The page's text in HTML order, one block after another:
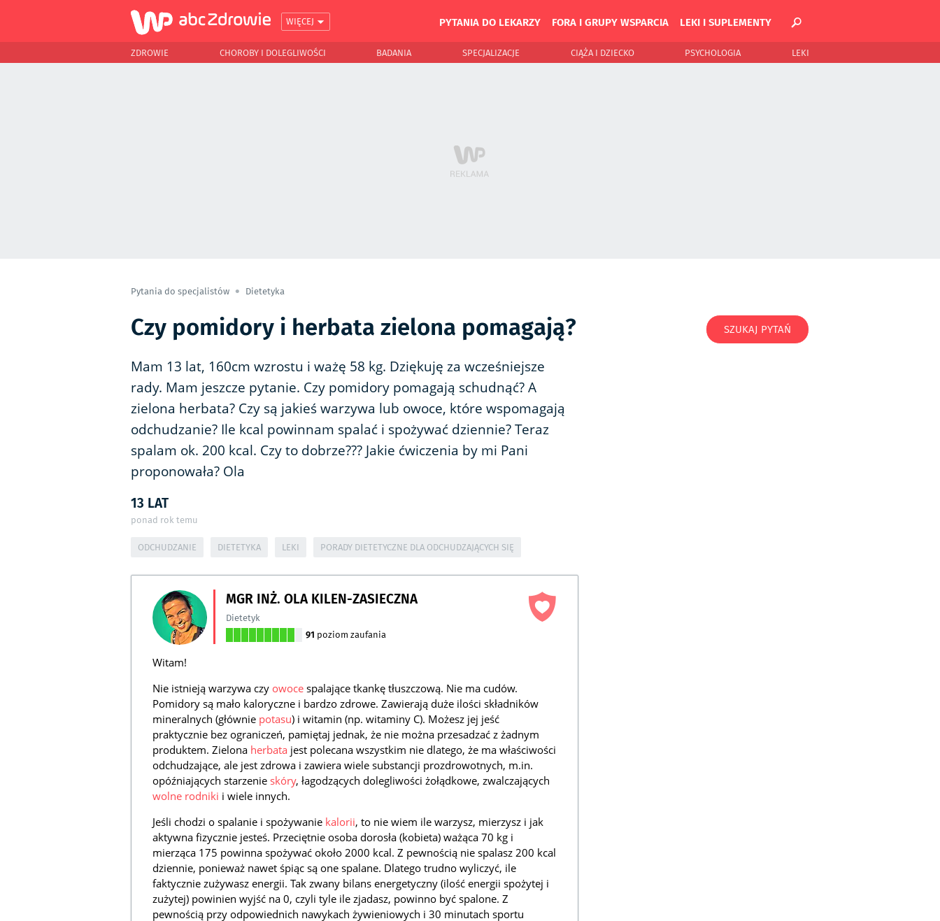
WIĘCEJ PYTANIA DO LEKARZY FORA I GRUPY WSPARCIA LEKI I SUPLEMENTY
ZDROWIE CHOROBY I DOLEGLIWOŚCI BADANIA SPECJALIZACJE CIĄŻA I DZIECKO PSYCHOLOGIA LEKI
Pytania do specjalistów Dietetyka
Czy pomidory i herbata zielona pomagają?
Mam 13 lat, 160cm wzrostu i ważę 58 kg. Dziękuję za wcześniejsze
rady. Mam jeszcze pytanie. Czy pomidory pomagają schudnąć? A
zielona herbata? Czy są jakieś warzywa lub owoce, które wspomagają
odchudzanie? Ile kcal powinnam spalać i spożywać dziennie? Teraz
spalam ok. 200 kcal. Czy to dobrze??? Jakie ćwiczenia by mi Pani
proponowała? Ola
13 LAT
ponad rok temu
ODCHUDZANIE DIETETYKA LEKI PORADY DIETETYCZNE DLA ODCHUDZAJĄCYCH SIĘ
MGR INŻ. OLA KILEN-ZASIECZNA
Dietetyk
91 poziom zaufania
Witam!
Nie istnieją warzywa czy owoce spalające tkankę tłuszczową. Nie ma cudów.
Pomidory są mało kaloryczne i bardzo zdrowe. Zawierają duże ilości składników
mineralnych (głównie potasu) i witamin (np. witaminy C). Możesz jej jeść
praktycznie bez ograniczeń, pamiętaj jednak, że nie można przesadzać z żadnym
produktem. Zielona herbata jest polecana wszystkim nie dlatego, że ma właściwości
odchudzające, ale jest zdrowa i zawiera wiele substancji prozdrowotnych, m.in.
opóźniających starzenie skóry, łagodzących dolegliwości żołądkowe, zwalczających
wolne rodniki i wiele innych.
Jeśli chodzi o spalanie i spożywanie kalorii, to nie wiem ile warzysz, mierzysz i jak
aktywna fizycznie jesteś. Przeciętnie osoba dorosła (kobieta) ważąca 70 kg i
mierząca 175 powinna spożywać około 2000 kcal. Z pewnością nie spalasz 200 kcal
dziennie, ponieważ nawet śpiąc są one spalane. Dlatego trudno wyliczyć, ile
faktycznie zużywasz energii. Tak zwany bilans energetyczny (ilość energii spożytej i
zużytej) powinien wyjść na 0, czyli tyle ile zjadasz, powinno być spalone. Z
pewnością przy odpowiednich nawykach żywieniowych i 30 minutach sportu
SZUKAJ PYTAŃ